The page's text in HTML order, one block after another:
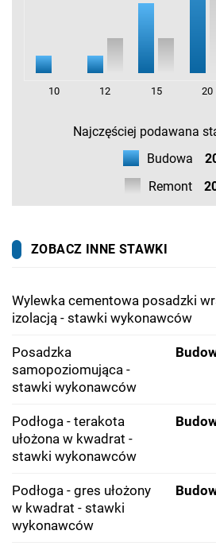
10 12 15 20
Najczęściej podawana
Budowa
Remont
ZOBACZ INNE STAWKI
Wylewka cementowa posadzki
izolacją - stawki wykonawców
Posadzka
samopoziomująca -
stawki wykonawców
Podłoga - terakota
ułożona w kwadrat -
stawki wykonawców
Podłoga - gres ułożony
w kwadrat - stawki
wykonawców